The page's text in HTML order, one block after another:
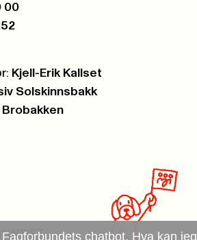
chatbot. Hva kan jeg
00
Kjell-Erik Kallset
Solskinnsbakk
Brobakken